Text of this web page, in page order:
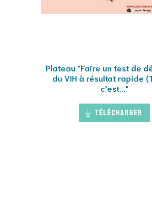
Plateau "Faire un test de
du VIH à résultat rapide
c'est..."
Télécharger